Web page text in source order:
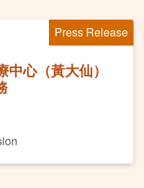
Press Release
心（黃大仙）